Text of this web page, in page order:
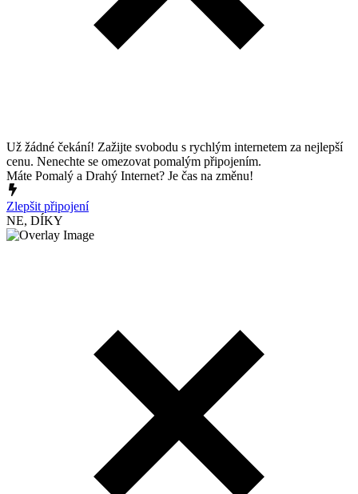
Už žádné čekání! Zažijte svobodu s rychlým internetem za nejlepší
cenu. Nenechte se omezovat pomalým připojením.
Máte Pomalý a Drahý Internet? Je čas na změnu!
Zlepšit připojení
NE, DÍKY